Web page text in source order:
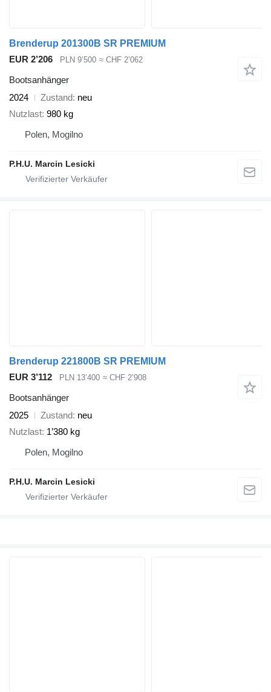
Brenderup 201300B SR PREMIUM
EUR 2’206
PLN 9’500 ≈ CHF 2’062
Bootsanhänger
2024
Zustand neu
Nutzlast 980 kg
Polen, Mogilno
P.H.U. Marcin Lesicki
Brenderup 221800B SR PREMIUM
EUR 3’112
PLN 13’400 ≈ CHF 2’908
Bootsanhänger
2025
Zustand neu
Nutzlast 1’380 kg
Polen, Mogilno
P.H.U. Marcin Lesicki